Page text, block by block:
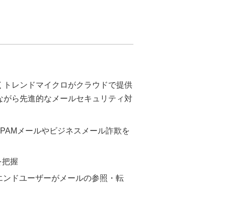
レンドマイクロがクラウドで提供
ら先進的なメールセキュリティ対
メールやビジネスメール詐欺を
握
ドユーザーがメールの参照・転